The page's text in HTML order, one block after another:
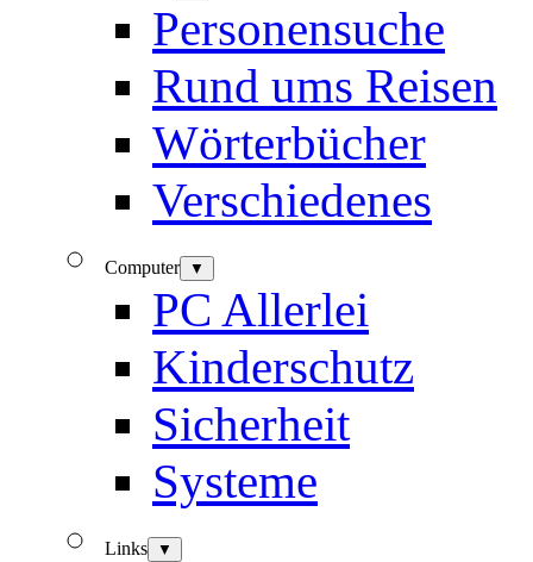
Personensuche
Rund ums Reisen
Wörterbücher
Verschiedenes
Computer ▼
PC Allerlei
Kinderschutz
Sicherheit
Systeme
Links ▼